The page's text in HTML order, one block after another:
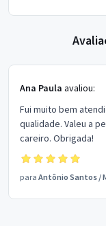
Ana Paula avaliou:
Fui muito bem
qualidade. Valeu a
careiro. Obrigada!
para Antônio Santos /